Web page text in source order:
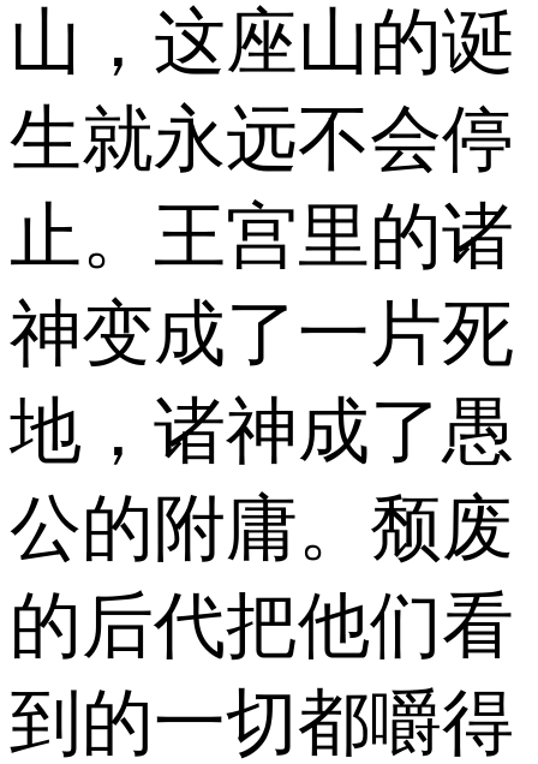
山，这座山的诞
生就永远不会停
止。王宫里的诸
神变成了一片死
地，诸神成了愚
公的附庸。颓废
的后代把他们看
到的一切都嚼得